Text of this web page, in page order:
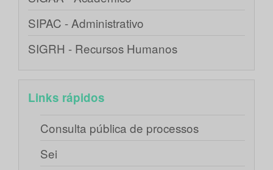
SIPAC - Administrativo
SIGRH - Recursos Humanos
Links rápidos
Consulta pública de processos
Sei